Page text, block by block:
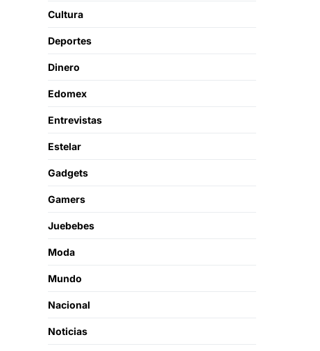
Cultura
Deportes
Dinero
Edomex
Entrevistas
Estelar
Gadgets
Gamers
Juebebes
Moda
Mundo
Nacional
Noticias